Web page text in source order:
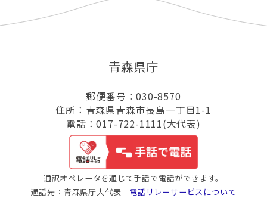
青森県庁
郵便番号：030-8570
住所：青森県青森市長島一丁目1-1
電話：017-722-1111(大代表)
通訳オペレータを通じて手話で電話ができます。
通話先：青森県庁大代表 電話リレーサービスについて